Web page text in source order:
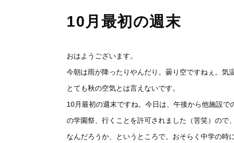
10月最初の週末
おはようございます。
今朝は雨が降ったりやんだり。曇り空ですねぇ。気
とても秋の空気とは言えないです。
10月最初の週末ですね。今日は、午後から他施設
の学園祭、行くことを許可されました（苦笑）ので
なんだろうか、というところで。おそらく中学の時